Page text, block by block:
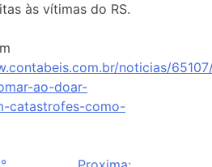
às vítimas do RS.
noticias/
ao-doar-
catastrofes-como-